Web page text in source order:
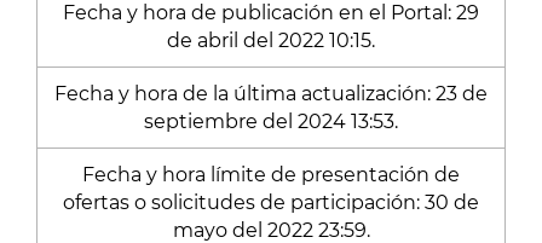
Fecha y hora de publicación en el Portal: 29
de abril del 2022 10:15.
Fecha y hora de la última actualización: 23 de
septiembre del 2024 13:53.
Fecha y hora límite de presentación de
ofertas o solicitudes de participación: 30 de
mayo del 2022 23:59.